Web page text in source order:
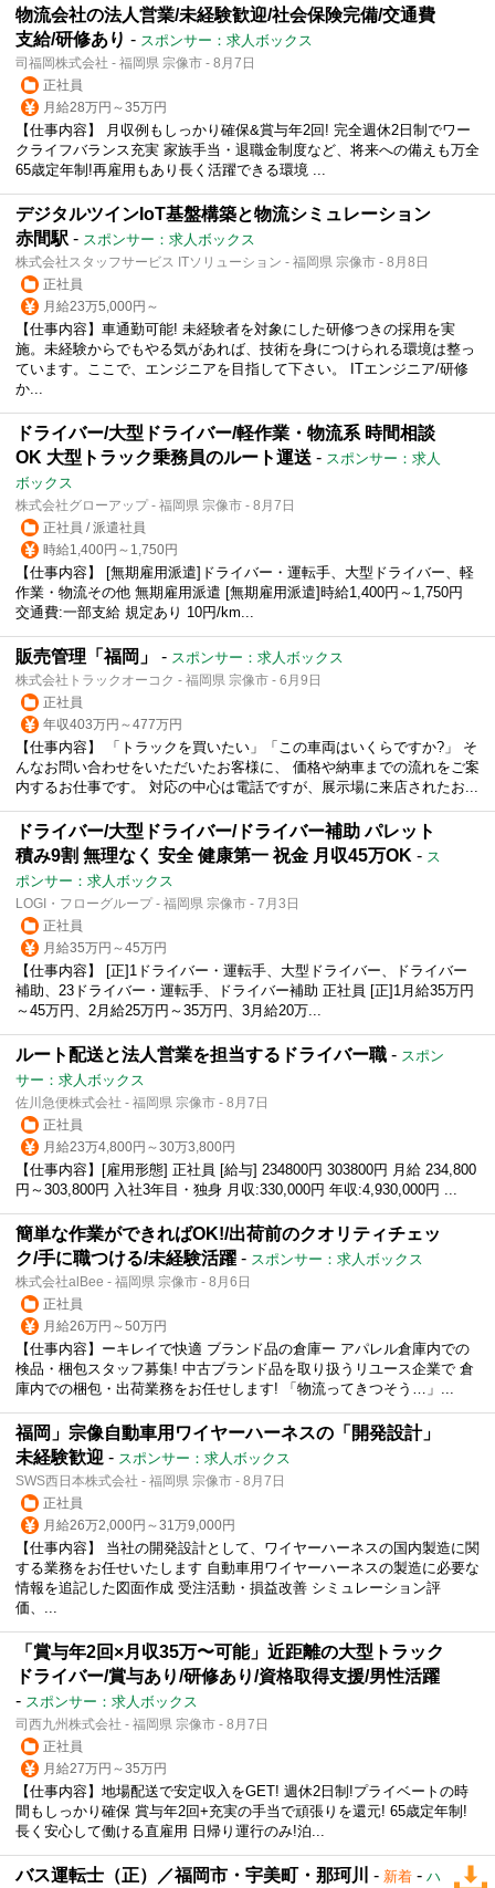
物流会社の法人営業/未経験歓迎/社会保険完備/交通費
支給/研修あり - スポンサー：求人ボックス
司福岡株式会社 - 福岡県 宗像市 - 8月7日
正社員
月給28万円～35万円
【仕事内容】 月収例もしっかり確保&賞与年2回! 完全週休2日制でワー
クライフバランス充実 家族手当・退職金制度など、将来への備えも万全
65歳定年制!再雇用もあり長く活躍できる環境 ...
デジタルツインIoT基盤構築と物流シミュレーション
赤間駅 - スポンサー：求人ボックス
株式会社スタッフサービス ITソリューション - 福岡県 宗像市 - 8月8日
正社員
月給23万5,000円～
【仕事内容】車通勤可能! 未経験者を対象にした研修つきの採用を実
施。未経験からでもやる気があれば、技術を身につけられる環境は整っ
ています。ここで、エンジニアを目指して下さい。 ITエンジニア/研修
か...
ドライバー/大型ドライバー/軽作業・物流系 時間相談
OK 大型トラック乗務員のルート運送 - スポンサー：求人
ボックス
株式会社グローアップ - 福岡県 宗像市 - 8月7日
正社員 / 派遣社員
時給1,400円～1,750円
【仕事内容】 [無期雇用派遣]ドライバー・運転手、大型ドライバー、軽
作業・物流その他 無期雇用派遣 [無期雇用派遣]時給1,400円～1,750円
交通費:一部支給 規定あり 10円/km...
販売管理「福岡」 - スポンサー：求人ボックス
株式会社トラックオーコク - 福岡県 宗像市 - 6月9日
正社員
年収403万円～477万円
【仕事内容】 「トラックを買いたい」「この車両はいくらですか?」 そ
んなお問い合わせをいただいたお客様に、 価格や納車までの流れをご案
内するお仕事です。 対応の中心は電話ですが、展示場に来店されたお...
ドライバー/大型ドライバー/ドライバー補助 パレット
積み9割 無理なく 安全 健康第一 祝金 月収45万OK - ス
ポンサー：求人ボックス
LOGI・フローグループ - 福岡県 宗像市 - 7月3日
正社員
月給35万円～45万円
【仕事内容】 [正]1ドライバー・運転手、大型ドライバー、ドライバー
補助、23ドライバー・運転手、ドライバー補助 正社員 [正]1月給35万円
～45万円、2月給25万円～35万円、3月給20万...
ルート配送と法人営業を担当するドライバー職 - スポン
サー：求人ボックス
佐川急便株式会社 - 福岡県 宗像市 - 8月7日
正社員
月給23万4,800円～30万3,800円
【仕事内容】[雇用形態] 正社員 [給与] 234800円 303800円 月給 234,800
円～303,800円 入社3年目・独身 月収:330,000円 年収:4,930,000円 ...
簡単な作業ができればOK!/出荷前のクオリティチェッ
ク/手に職つける/未経験活躍 - スポンサー：求人ボックス
株式会社alBee - 福岡県 宗像市 - 8月6日
正社員
月給26万円～50万円
【仕事内容】ーキレイで快適 ブランド品の倉庫ー アパレル倉庫内での
検品・梱包スタッフ募集! 中古ブランド品を取り扱うリユース企業で 倉
庫内での梱包・出荷業務をお任せします! 「物流ってきつそう…」...
福岡」宗像自動車用ワイヤーハーネスの「開発設計」
未経験歓迎 - スポンサー：求人ボックス
SWS西日本株式会社 - 福岡県 宗像市 - 8月7日
正社員
月給26万2,000円～31万9,000円
【仕事内容】 当社の開発設計として、ワイヤーハーネスの国内製造に関
する業務をお任せいたします 自動車用ワイヤーハーネスの製造に必要な
情報を追記した図面作成 受注活動・損益改善 シミュレーション評
価、...
「賞与年2回×月収35万〜可能」近距離の大型トラック
ドライバー/賞与あり/研修あり/資格取得支援/男性活躍
- スポンサー：求人ボックス
司西九州株式会社 - 福岡県 宗像市 - 8月7日
正社員
月給27万円～35万円
【仕事内容】地場配送で安定収入をGET! 週休2日制!プライベートの時
間もしっかり確保 賞与年2回+充実の手当で頑張りを還元! 65歳定年制!
長く安心して働ける直雇用 日帰り運行のみ!泊...
バス運転士（正）／福岡市・宇美町・那珂川 - 新着 - ハ